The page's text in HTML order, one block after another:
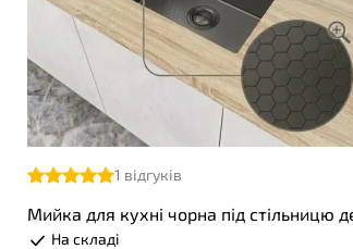
1 відгуків
Мийка для кухні чорна під стільницю
На складі